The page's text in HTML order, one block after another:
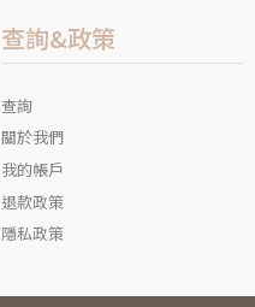
查詢&政策
查詢
關於我們
我的帳戶
退款政策
隱私政策